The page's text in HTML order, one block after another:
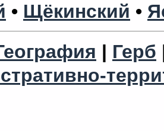
• Щёкинский •
| Герб